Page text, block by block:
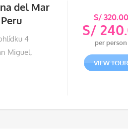
del Mar
4
Miguel,
S/320.00
cena
byla:
S/
S/
cena
je:
per person
VIEW TOUR